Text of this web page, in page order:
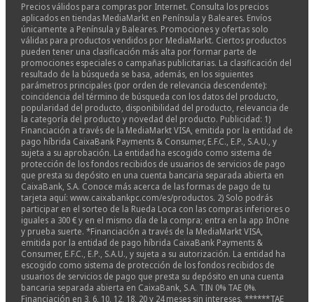
Precios válidos para compras por Internet. Consulta los precios
aplicados en tiendas MediaMarkt en Península y Baleares. Envíos
únicamente a Península y Baleares. Promociones y ofertas solo
válidas para productos vendidos por MediaMarkt. Ciertos productos
pueden tener una clasificación más alta por formar parte de
promociones especiales o campañas publicitarias. La clasificación del
resultado de la búsqueda se basa, además, en los siguientes
parámetros principales (por orden de relevancia descendente):
coincidencia del término de búsqueda con los datos del producto,
popularidad del producto, disponibilidad del producto, relevancia de
la categoría del producto y novedad del producto. Publicidad: 1)
Financiación a través de la MediaMarkt VISA, emitida por la entidad de
pago híbrida CaixaBank Payments & Consumer, E.F.C., E.P., S.A.U., y
sujeta a su aprobación. La entidad ha escogido como sistema de
protección de los fondos recibidos de usuarios de servicios de pago
que presta su depósito en una cuenta bancaria separada abierta en
CaixaBank, S.A. Conoce más acerca de las formas de pago de tu
tarjeta aquí: www.caixabankpc.com/es/productos. 2) Solo podrás
participar en el sorteo de la Rueda Loca con las compras inferiores o
iguales a 300 € y en el mismo día de la compra; entra en la app InOne
y prueba suerte. *Financiación a través de la MediaMarkt VISA,
emitida por la entidad de pago híbrida CaixaBank Payments &
Consumer, E.F.C., E.P., S.A.U., y sujeta a su autorización. La entidad ha
escogido como sistema de protección de los fondos recibidos de
usuarios de servicios de pago que presta su depósito en una cuenta
bancaria separada abierta en CaixaBank, S.A. TIN 0% TAE 0%.
Financiación en 3, 6, 10, 12, 18, 20 y 24 meses sin intereses. ******TAE